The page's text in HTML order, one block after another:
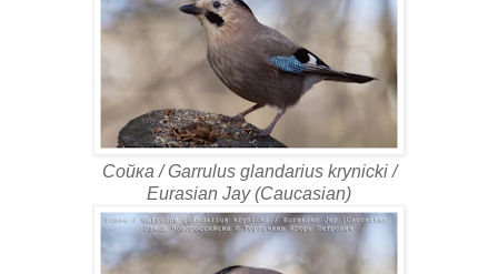
Сойка / Garrulus glandarius krynicki /
Eurasian Jay (Caucasian)